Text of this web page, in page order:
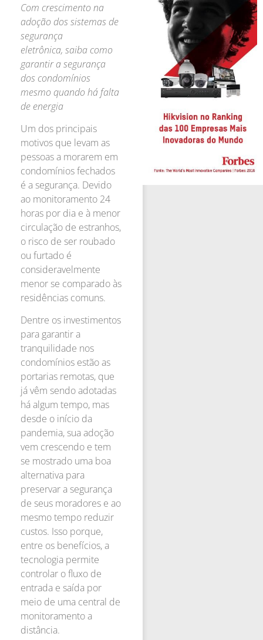
Com crescimento na
adoção dos sistemas de
segurança
eletrônica, saiba como
garantir a segurança
dos condomínios
mesmo quando há falta
de energia
Um dos principais
motivos que levam as
pessoas a morarem em
condomínios fechados
é a segurança. Devido
ao monitoramento 24
horas por dia e à menor
circulação de estranhos,
o risco de ser roubado
ou furtado é
consideravelmente
menor se comparado às
residências comuns.
Dentre os investimentos
para garantir a
tranquilidade nos
condomínios estão as
portarias remotas, que
já vêm sendo adotadas
há algum tempo, mas
desde o início da
pandemia, sua adoção
vem crescendo e tem
se mostrado uma boa
alternativa para
preservar a segurança
de seus moradores e ao
mesmo tempo reduzir
custos. Isso porque,
entre os benefícios, a
tecnologia permite
controlar o fluxo de
entrada e saída por
meio de uma central de
monitoramento a
distância.